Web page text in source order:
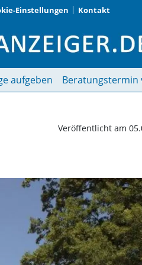
Einstellungen Kontakt
|
aufgeben Beratungstermin
Veröffentlicht am